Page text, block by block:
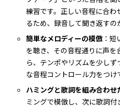
練習です。正しい音程に合
るため、録音して聞き返すの
簡単なメロディーの模倣 ：
を聴き、その音程通りに声
ら、テンポやリズムを少し
な音程コントロール力をつけ
ハミングと歌詞を組み合わせ
ミングで模倣し、次に歌詞